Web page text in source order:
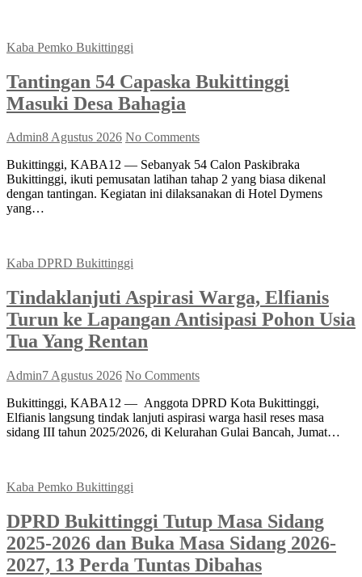
Kaba Pemko Bukittinggi
Tantingan 54 Capaska Bukittinggi
Masuki Desa Bahagia
Admin8 Agustus 2026 No Comments
Bukittinggi, KABA12 — Sebanyak 54 Calon Paskibraka
Bukittinggi, ikuti pemusatan latihan tahap 2 yang biasa dikenal
dengan tantingan. Kegiatan ini dilaksanakan di Hotel Dymens
yang…
Kaba DPRD Bukittinggi
Tindaklanjuti Aspirasi Warga, Elfianis
Turun ke Lapangan Antisipasi Pohon Usia
Tua Yang Rentan
Admin7 Agustus 2026 No Comments
Bukittinggi, KABA12 — Anggota DPRD Kota Bukittinggi,
Elfianis langsung tindak lanjuti aspirasi warga hasil reses masa
sidang III tahun 2025/2026, di Kelurahan Gulai Bancah, Jumat…
Kaba Pemko Bukittinggi
DPRD Bukittinggi Tutup Masa Sidang
2025-2026 dan Buka Masa Sidang 2026-
2027, 13 Perda Tuntas Dibahas